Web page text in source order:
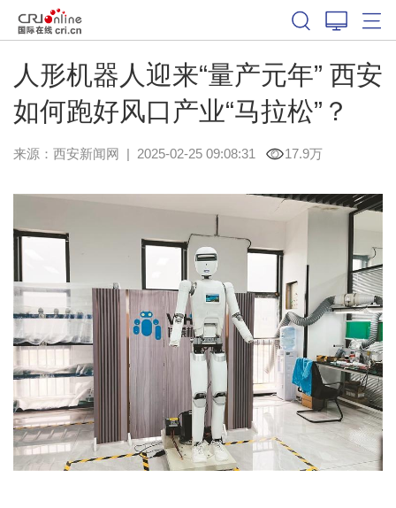
人形机器人迎来“量产元年” 西安
如何跑好风口产业“马拉松”？
来源： 西安新闻网 | 2025-02-25 09:08:31 17.9万